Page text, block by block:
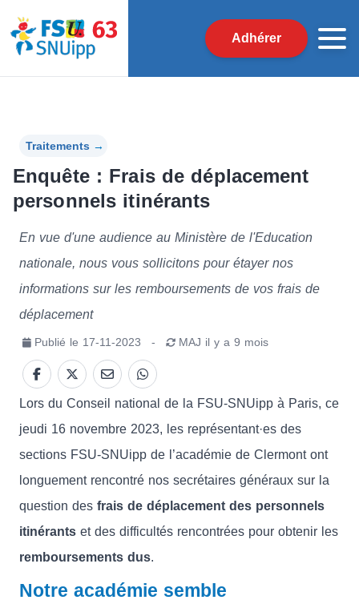
Adhérer
Traitements →
Enquête : Frais de déplacement
personnels itinérants
En vue d'une audience au Ministère de l'Education
nationale, nous vous sollicitons pour étayer nos
informations sur les remboursements de vos frais de
déplacement
Publié le 17-11-2023 - MAJ il y a 9 mois
Lors du Conseil national de la FSU-SNUipp à Paris, ce
jeudi 16 novembre 2023, les représentant·es des
sections FSU-SNUipp de l’académie de Clermont ont
longuement rencontré nos secrétaires généraux sur la
question des frais de déplacement des personnels
itinérants et des difficultés rencontrées pour obtenir les
remboursements dus.
Notre académie semble